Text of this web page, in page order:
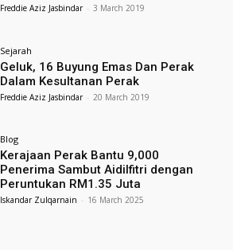
Freddie Aziz Jasbindar - 3 March 2019
Sejarah
Geluk, 16 Buyung Emas Dan Perak
Dalam Kesultanan Perak
Freddie Aziz Jasbindar - 20 March 2019
Blog
Kerajaan Perak Bantu 9,000
Penerima Sambut Aidilfitri dengan
Peruntukan RM1.35 Juta
Iskandar Zulqarnain - 16 March 2025